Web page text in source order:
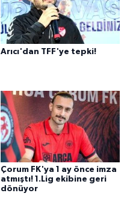
Arıcı'dan TFF'ye tepki!
Çorum FK'ya 1 ay önce imza
atmıştı! 1.Lig ekibine geri
dönüyor